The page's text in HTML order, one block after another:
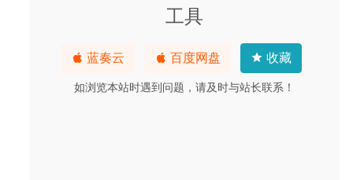
工具
蓝奏云 百度网盘 收藏
如浏览本站时遇到问题，请及时与站长联系！
Adobe Premiere Pro 2020 14.1(免激活版) 中文版-专业的
视频编辑软件 2020-04-21
File List Export 3.0 – 文件文件夹生成列表导出工具